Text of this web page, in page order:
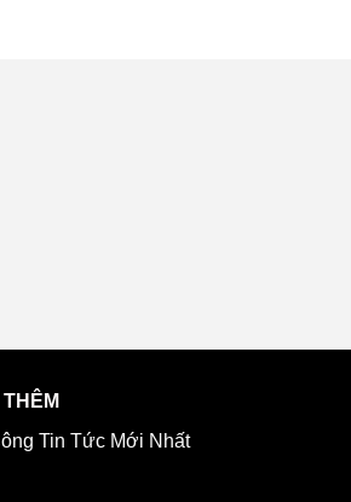
Tin Tức Mới Nhất